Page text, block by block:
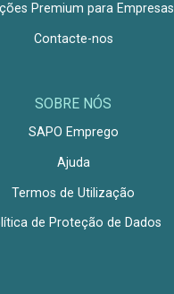
Premium para Empresas
Contacte-nos
SOBRE NÓS
SAPO Emprego
Ajuda
Termos de Utilização
de Proteção de Dados